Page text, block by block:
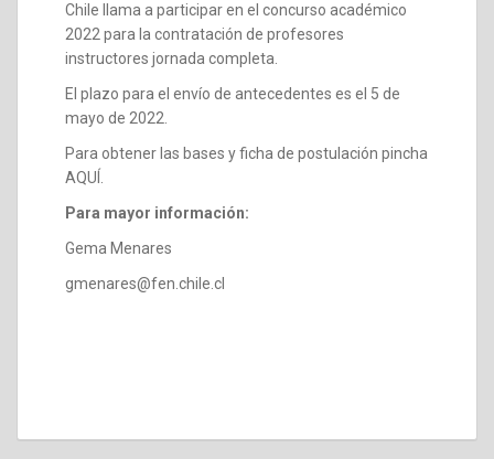
Chile llama a participar en el concurso académico
2022 para la contratación de profesores
instructores jornada completa.
El plazo para el envío de antecedentes es el 5 de
mayo de 2022.
Para obtener las bases y ficha de postulación pincha
AQUÍ.
Para mayor información:
Gema Menares
gmenares@fen.chile.cl